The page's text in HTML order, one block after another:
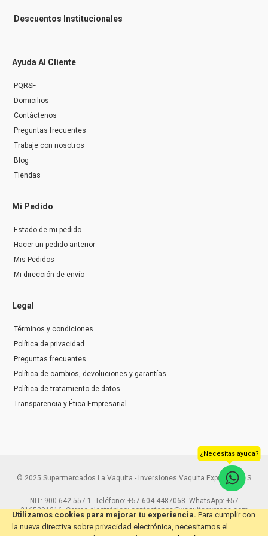
Utilizamos cookies para mejorar tu experiencia. Para cumplir con
la nueva directiva sobre privacidad electrónica, necesitamos el
Descuentos Institucionales
Ayuda Al Cliente
PQRSF
Domicilios
Contáctenos
Preguntas frecuentes
Trabaje con nosotros
Blog
Tiendas
Mi Pedido
Estado de mi pedido
Hacer un pedido anterior
Mis Pedidos
Mi dirección de envío
Legal
Términos y condiciones
Política de privacidad
Preguntas frecuentes
Política de cambios, devoluciones y garantías
Política de tratamiento de datos
Transparencia y Ética Empresarial
© 2025 Supermercados La Vaquita - Inversiones Vaquita Express S.A.S
NIT: 900.642.557-1. Teléfono: +57 604 4487068. WhatsApp: +57
3165291216. Correo electrónico: contactenos@vaquitaexpress.com
¿Necesitas ayuda?